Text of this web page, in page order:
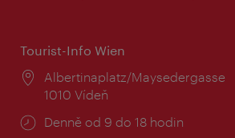
Tourist-Info Wien
Místo:
Albertinaplatz/Maysedergasse
1010 Vídeň
Provozní
Denně od 9 do 18 hodin